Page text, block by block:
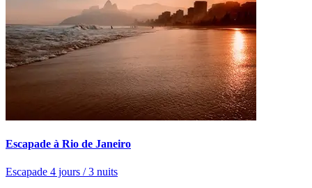
Escapade à Rio de Janeiro
Escapade 4 jours / 3 nuits